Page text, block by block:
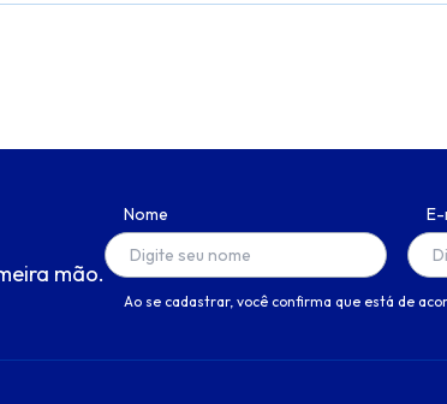
mão.
Nome E-
Ao se cadastrar, você confirma que está de